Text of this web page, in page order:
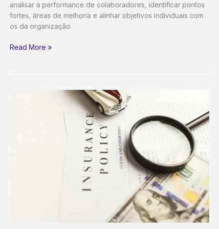
analisar a performance de colaboradores, identificar pontos
fortes, áreas de melhoria e alinhar objetivos individuais com
os da organização.
Avaliação
Read More »